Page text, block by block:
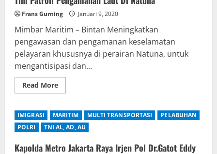
ANGKATAN
LAUT
Frans Gurning Januari 9, 2020
Mimbar Maritim – Bintan Meningkatkan
pengawasan dan pengamanan keselamatan
pelayaran khususnya di perairan Natuna, untuk
mengantisipasi dan...
Read MoreRead
more
Hubla
Kerahkan
Dua
Kapal
Dengan
IMIGRASI MARITIM MULTI TRANSPORTASI
PELABUHAN
POLRI
TNI AL, AD, AU
Kapolda Metro Jakarta Raya Irjen Pol Dr.Gatot Eddy